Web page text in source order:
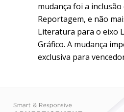
mudança foi a
Reportagem, e não
Literatura para o eixo
Gráfico. A mudança
exclusiva para